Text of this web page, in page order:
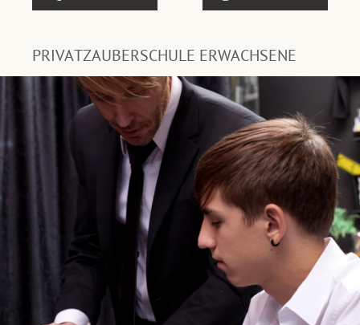
PRIVATZAUBERSCHULE ERWACHSENE